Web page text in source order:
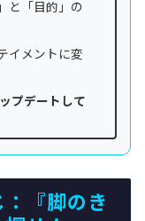
と「目的」の
イメントに変
プデートして
『脚のき